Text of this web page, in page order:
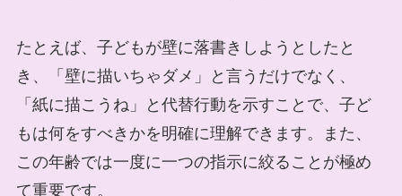
たとえば、子どもが壁に落書きしようとしたと
き、「壁に描いちゃダメ」と言うだけでなく、
「紙に描こうね」と代替行動を示すことで、子ど
もは何をすべきかを明確に理解できます。また、
この年齢では一度に一つの指示に絞ることが極め
て重要です。